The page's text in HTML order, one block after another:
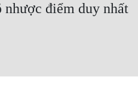
điểm duy nhất